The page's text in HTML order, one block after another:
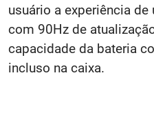
usuário a experiência de
com 90Hz de
capacidade da bateria
incluso na caixa.